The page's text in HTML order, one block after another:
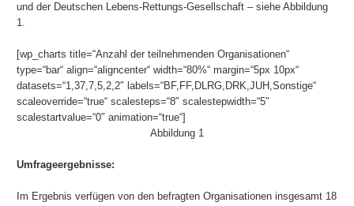
und der Deutschen Lebens-Rettungs-Gesellschaft – siehe Abbildung
1.
[wp_charts title=“Anzahl der teilnehmenden Organisationen“
type=“bar“ align=“aligncenter“ width=“80%“ margin=“5px 10px“
datasets=“1,37,7,5,2,2″ labels=“BF,FF,DLRG,DRK,JUH,Sonstige“
scaleoverride=“true“ scalesteps=“8″ scalestepwidth=“5″
scalestartvalue=“0″ animation=“true“]
Abbildung 1
Umfrageergebnisse:
Im Ergebnis verfügen von den befragten Organisationen insgesamt 18